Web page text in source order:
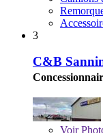
3
C&B
Voir